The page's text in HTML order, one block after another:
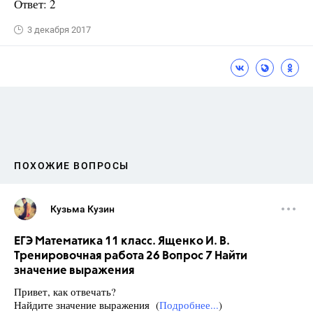
Ответ: 2
3 декабря 2017
ПОХОЖИЕ ВОПРОСЫ
Кузьма Кузин
ЕГЭ Математика 11 класс. Ященко И. В.
Тренировочная работа 26 Вопрос 7 Найти
значение выражения
Привет, как отвечать?
Найдите значение выражения (Подробнее...)